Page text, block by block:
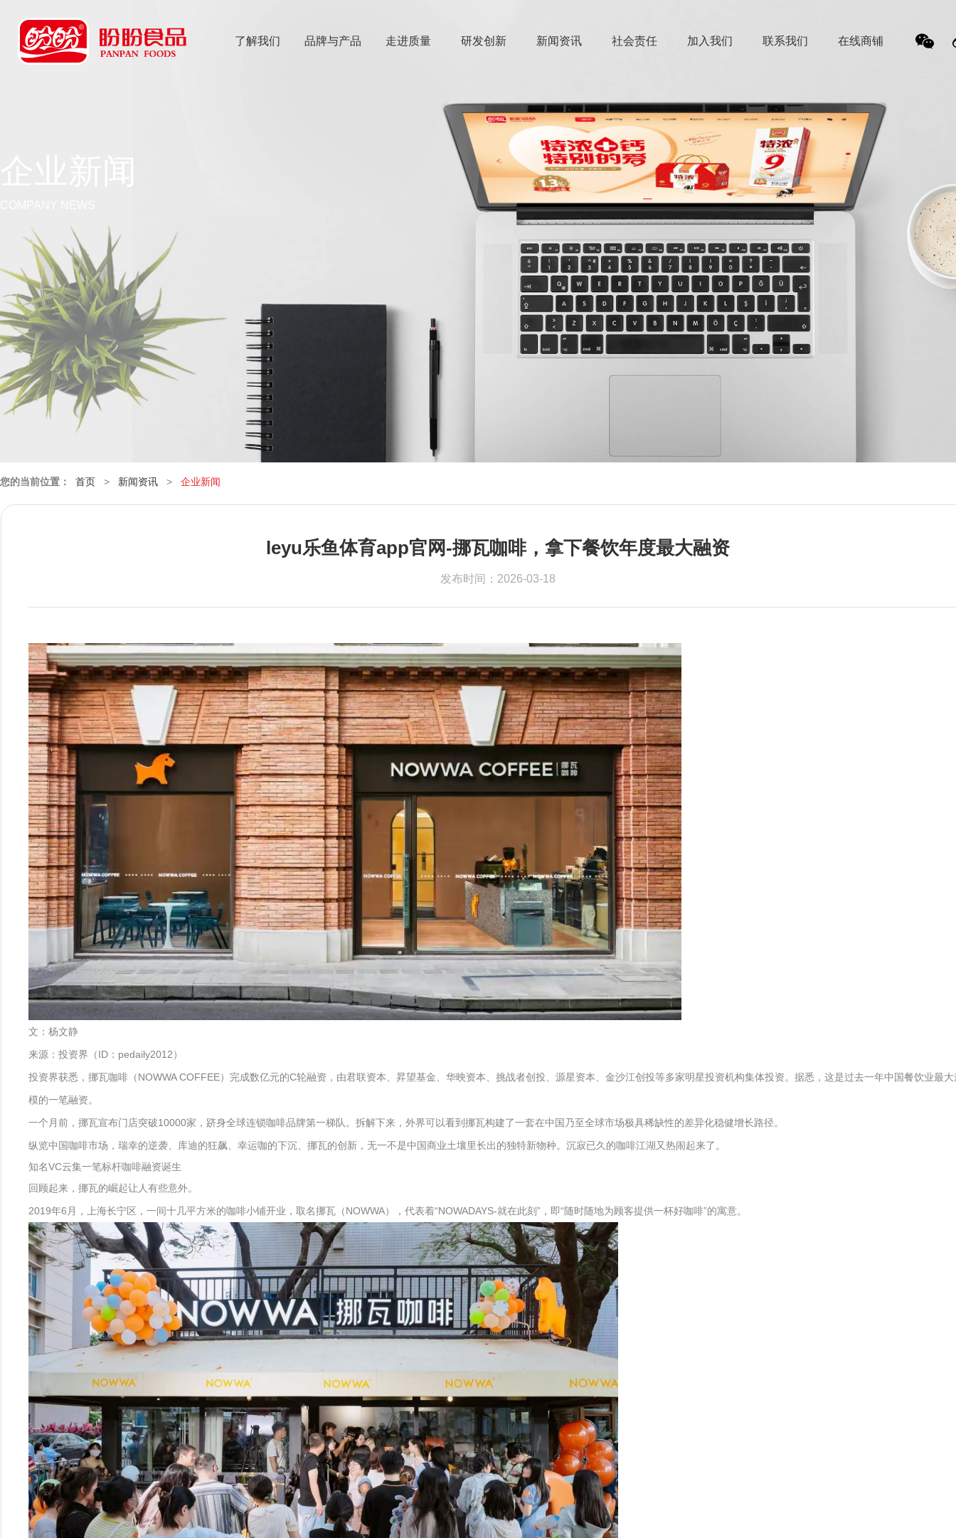
了解我们 品牌与产品 走进质量 研发创新 新闻资讯 社会责任 加入我们 联系我们 在线商铺
您的当前位置： 首页 > 新闻资讯 > 企业新闻
leyu乐鱼体育app官网-挪瓦咖啡，拿下餐饮年度最大融资
发布时间：2026-03-18
文：杨文静
来源：投资界（ID：pedaily2012）
投资界获悉，挪瓦咖啡（NOWWA COFFEE）完成数亿元的C轮融资，由君联资本、昇望基金、华映资本、挑战者创投、源星资本、金沙江创投等多家明星投资机构集体投资。据悉，这是过去一年中国餐饮业最大
模的一笔融资。
一个月前，挪瓦宣布门店突破10000家，跻身全球连锁咖啡品牌第一梯队。拆解下来，外界可以看到挪瓦构建了一套在中国乃至全球市场极具稀缺性的差异化稳健增长路径。
纵览中国咖啡市场，瑞幸的逆袭、库迪的狂飙、幸运咖的下沉、挪瓦的创新，无一不是中国商业土壤里长出的独特新物种。沉寂已久的咖啡江湖又热闹起来了。
知名VC云集一笔标杆咖啡融资诞生
回顾起来，挪瓦的崛起让人有些意外。
2019年6月，上海长宁区，一间十几平方米的咖啡小铺开业，取名挪瓦（NOWWA），代表着“NOWADAYS-就在此刻”，即“随时随地为顾客提供一杯好咖啡”的寓意。